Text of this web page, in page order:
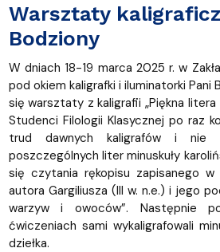
Warsztaty
Bodziony
W dniach 18-19 marca 2025 r. w
pod okiem kaligrafki i iluminatorki Pani
się warsztaty z kaligrafii „Piękna litera
Studenci Filologii Klasycznej po raz
trud dawnych kaligrafów i nie
poszczególnych liter minuskuły
się czytania rękopisu zapisanego
autora Gargiliusza (III w. n.e.) i jego
warzyw i owoców”. Następnie
ćwiczeniach sami wykaligrafowali
dziełka.